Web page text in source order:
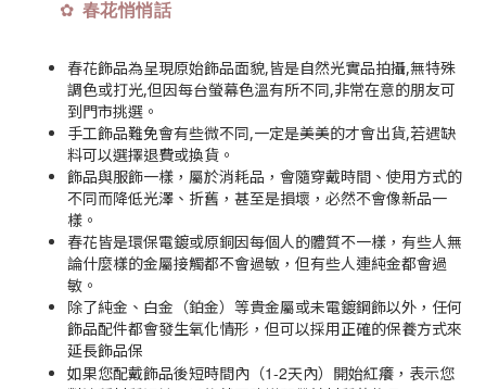
✿ 春花悄悄話
春花飾品為呈現原始飾品面貌,皆是自然光實品拍攝,無特殊
調色或打光,但因每台螢幕色溫有所不同,非常在意的朋友可
到門市挑選。
手工飾品難免會有些微不同,一定是美美的才會出貨,若遇缺
料可以選擇退費或換貨。
飾品與服飾一樣，屬於消耗品，會隨穿戴時間、使用方式的
不同而降低光澤、折舊，甚至是損壞，必然不會像新品一
樣。
春花皆是環保電鍍或原銅因每個人的體質不一樣，有些人無
論什麼樣的金屬接觸都不會過敏，但有些人連純金都會過
敏。
除了純金、白金（鉑金）等貴金屬或未電鍍鋼飾以外，任何
飾品配件都會發生氧化情形，但可以採用正確的保養方式來
延長飾品保
如果您配戴飾品後短時間內（1-2天內）開始紅癢，表示您